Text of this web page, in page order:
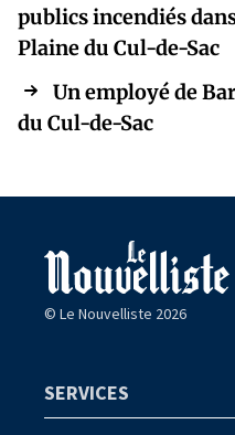
publics incendiés
Plaine du Cul-de-Sac
Un employé de
du Cul-de-Sac
© Le Nouvelliste 2026
SERVICES